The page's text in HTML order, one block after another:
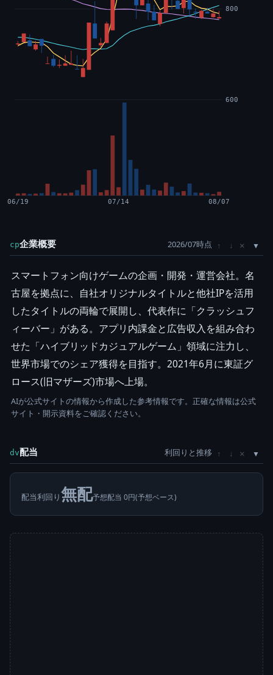
600
800
06/19 07/14 08/07
cp企業概要 2026/07時点 ↑ ↓ ×
スマートフォン向けゲームの企画・開発・運営会社。名
古屋を拠点に、自社オリジナルタイトルと他社IPを活用
したタイトルの両輪で展開し、代表作に「クラッシュフ
ィーバー」がある。アプリ内課金と広告収入を組み合わ
せた「ハイブリッドカジュアルゲーム」領域に注力し、
世界市場でのシェア獲得を目指す。2021年6月に東証グ
ロース(旧マザーズ)市場へ上場。
AIが公式サイトの情報から作成した参考情報です。正確な情報は公式
サイト・開示資料をご確認ください。
dv配当 利回りと推移 ↑ ↓ ×
配当利回り無配予想配当 0円(予想ベース)